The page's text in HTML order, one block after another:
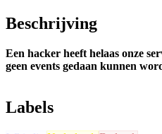
Beschrijving
Een hacker heeft helaas onze
geen events gedaan kunnen
Labels